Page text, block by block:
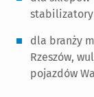
stabilizatory
dla branży
Rzeszów,
pojazdów